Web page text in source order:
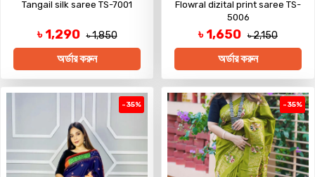
Tangail silk saree TS-7001
৳ 1,290 ৳ 1,850
অর্ডার করুন
Flowral dizital print saree TS-
5006
৳ 1,650 ৳ 2,150
অর্ডার করুন
-35% -35%